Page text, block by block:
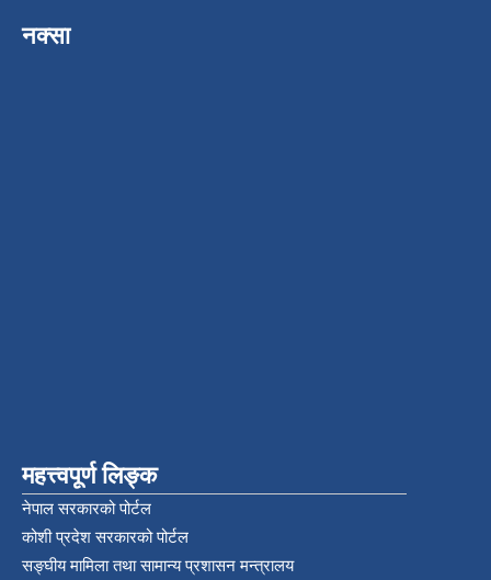
नक्सा
महत्त्वपूर्ण लिङ्क
नेपाल सरकारको पोर्टल
कोशी प्रदेश सरकारको पोर्टल
सङ्‍घीय मामिला तथा सामान्य प्रशासन मन्त्रालय